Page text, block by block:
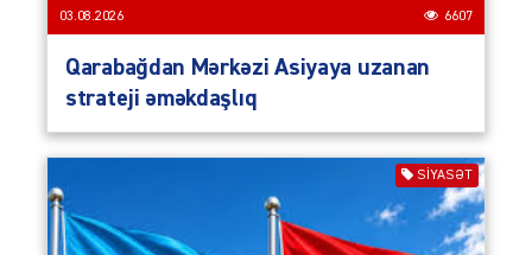
03.08.2026 6607
Qarabağdan Mərkəzi Asiyaya uzanan
strateji əməkdaşlıq
SIYASƏT